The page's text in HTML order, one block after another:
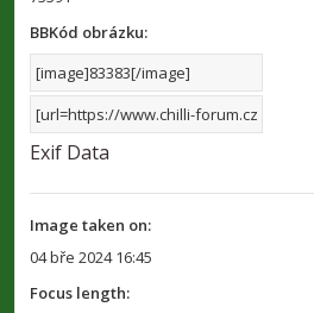
BBKód obrázku:
Exif Data
Image taken on:
04 bře 2024 16:45
Focus length: